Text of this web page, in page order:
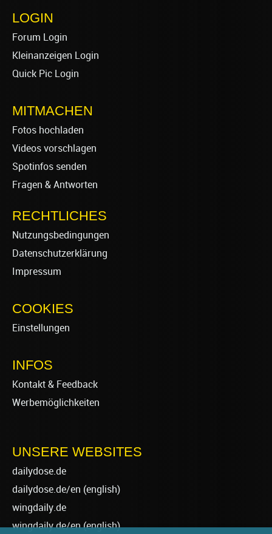
LOGIN
Forum Login
Kleinanzeigen Login
Quick Pic Login
MITMACHEN
Fotos hochladen
Videos vorschlagen
Spotinfos senden
Fragen & Antworten
RECHTLICHES
Nutzungsbedingungen
Datenschutzerklärung
Impressum
COOKIES
Einstellungen
INFOS
Kontakt & Feedback
Werbemöglichkeiten
UNSERE WEBSITES
dailydose.de
dailydose.de/en (english)
wingdaily.de
wingdaily.de/en(english)